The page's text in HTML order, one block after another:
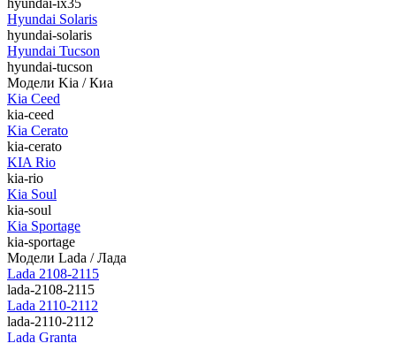
hyundai-ix35
Hyundai Solaris
hyundai-solaris
Hyundai Tucson
hyundai-tucson
Модели Kia / Киа
Kia Ceed
kia-ceed
Kia Cerato
kia-cerato
KIA Rio
kia-rio
Kia Soul
kia-soul
Kia Sportage
kia-sportage
Модели Lada / Лада
Lada 2108-2115
lada-2108-2115
Lada 2110-2112
lada-2110-2112
Lada Granta